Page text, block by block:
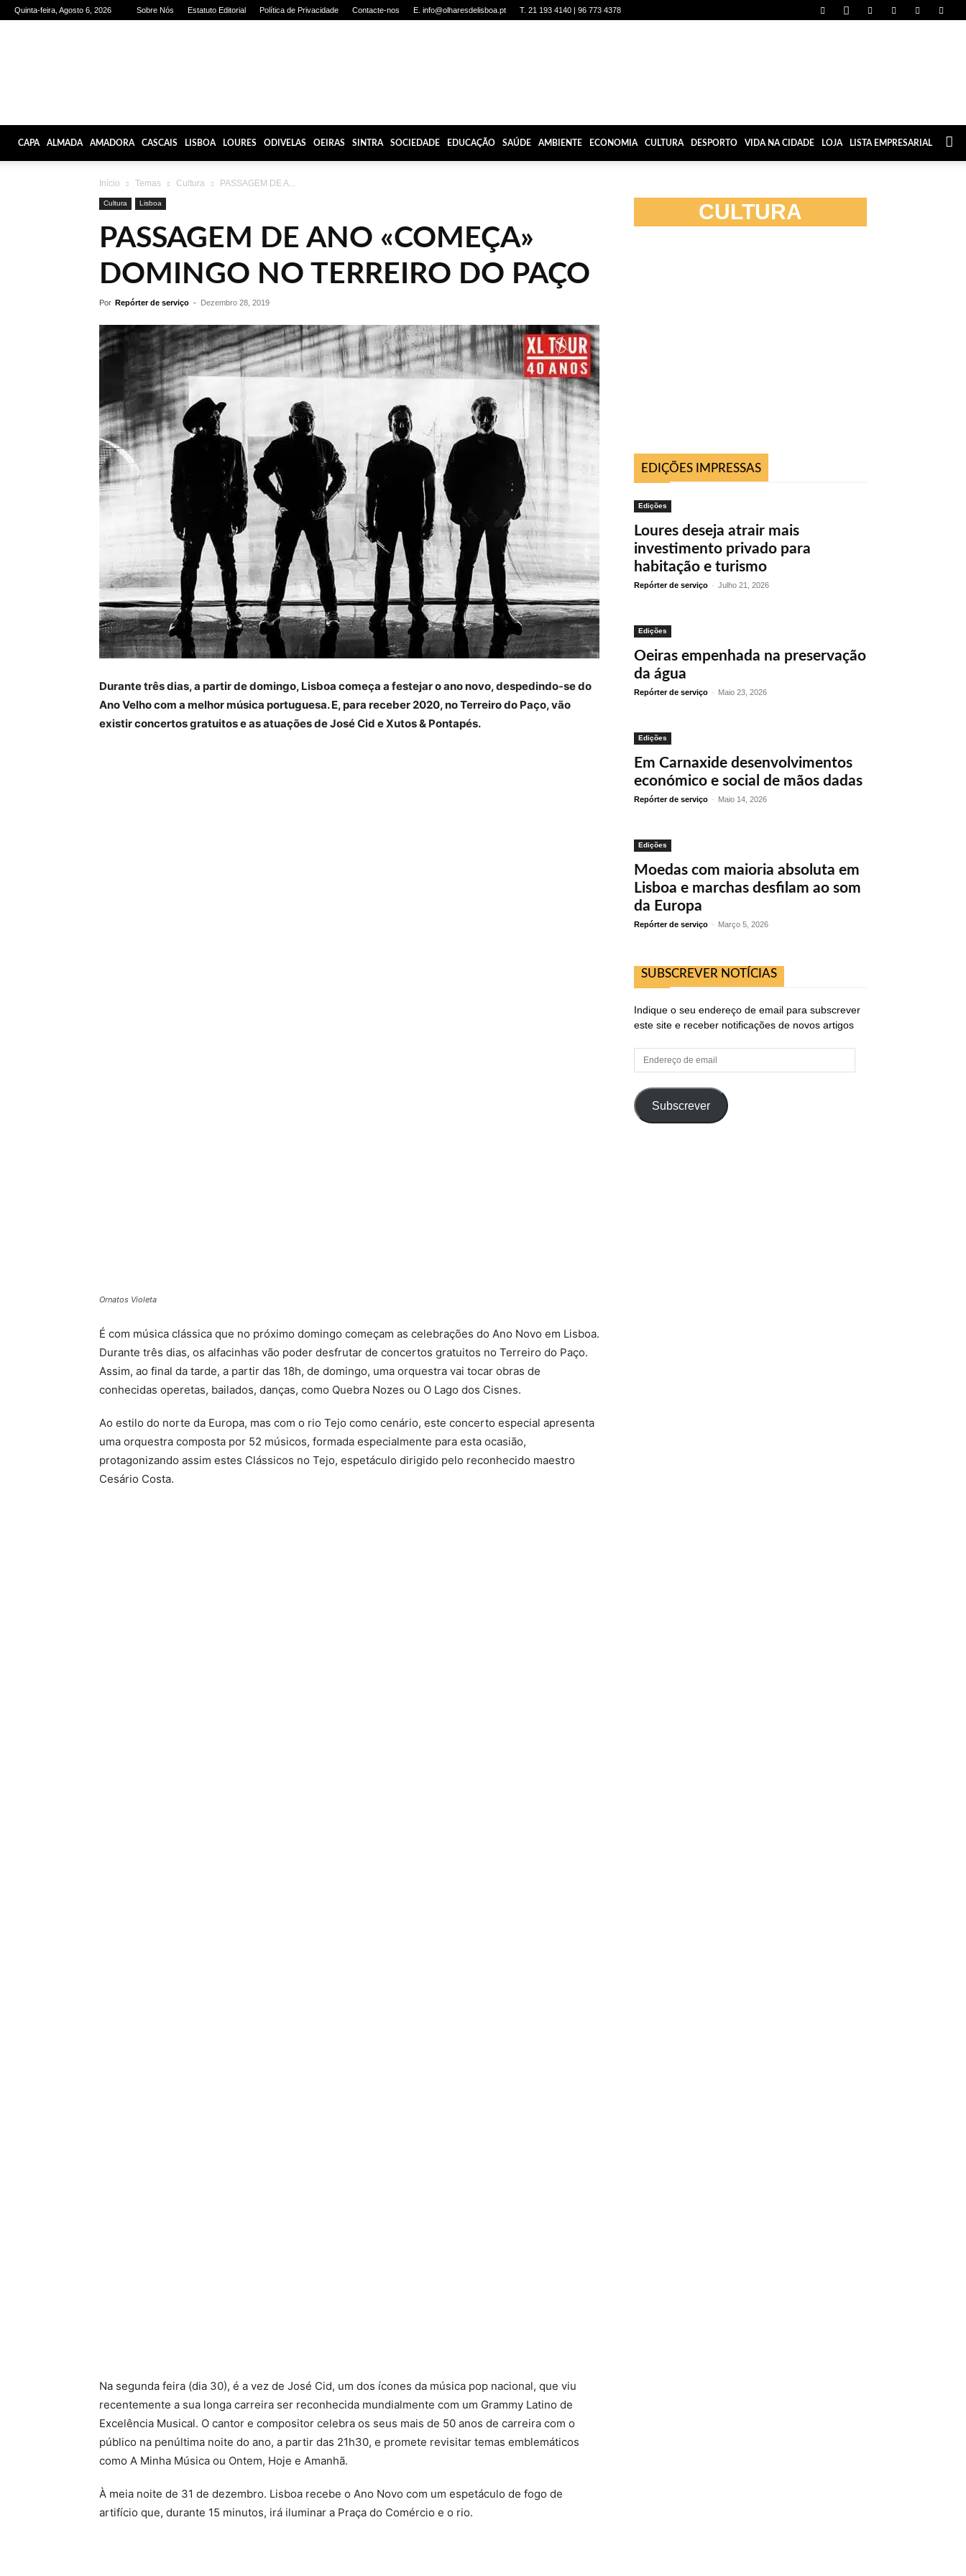
Quinta-feira, Agosto 6, 2026 Sobre Nós Estatuto Editorial Política de Privacidade Contacte-nos E. info@olharesdelisboa.pt T. 21 193 4140 | 96 773 4378
CAPA ALMADA AMADORA CASCAIS LISBOA LOURES ODIVELAS OEIRAS SINTRA SOCIEDADE EDUCAÇÃO SAÚDE AMBIENTE ECONOMIA CULTURA DESPORTO VIDA NA CIDADE LOJA LISTA EMPRESARIAL
Início Temas Cultura PASSAGEM DE A...
Cultura Lisboa
PASSAGEM DE ANO «COMEÇA»
DOMINGO NO TERREIRO DO PAÇO
Por Repórter de serviço - Dezembro 28, 2019
Durante três dias, a partir de domingo, Lisboa começa a festejar o ano novo, despedindo-se do
Ano Velho com a melhor música portuguesa. E, para receber 2020, no Terreiro do Paço, vão
existir concertos gratuitos e as atuações de José Cid e Xutos & Pontapés.
Ornatos Violeta
É com música clássica que no próximo domingo começam as celebrações do Ano Novo em Lisboa.
Durante três dias, os alfacinhas vão poder desfrutar de concertos gratuitos no Terreiro do Paço.
Assim, ao final da tarde, a partir das 18h, de domingo, uma orquestra vai tocar obras de
conhecidas operetas, bailados, danças, como Quebra Nozes ou O Lago dos Cisnes.
Ao estilo do norte da Europa, mas com o rio Tejo como cenário, este concerto especial apresenta
uma orquestra composta por 52 músicos, formada especialmente para esta ocasião,
protagonizando assim estes Clássicos no Tejo, espetáculo dirigido pelo reconhecido maestro
Cesário Costa.
Na segunda feira (dia 30), é a vez de José Cid, um dos ícones da música pop nacional, que viu
recentemente a sua longa carreira ser reconhecida mundialmente com um Grammy Latino de
Excelência Musical. O cantor e compositor celebra os seus mais de 50 anos de carreira com o
público na penúltima noite do ano, a partir das 21h30, e promete revisitar temas emblemáticos
como A Minha Música ou Ontem, Hoje e Amanhã.
À meia noite de 31 de dezembro. Lisboa recebe o Ano Novo com um espetáculo de fogo de
artifício que, durante 15 minutos, irá iluminar a Praça do Comércio e o rio.
CULTURA
EDIÇÕES IMPRESSAS
Edições
Loures deseja atrair mais
investimento privado para
habitação e turismo
Repórter de serviço - Julho 21, 2026
Edições
Oeiras empenhada na preservação
da água
Repórter de serviço - Maio 23, 2026
Edições
Em Carnaxide desenvolvimentos
económico e social de mãos dadas
Repórter de serviço - Maio 14, 2026
Edições
Moedas com maioria absoluta em
Lisboa e marchas desfilam ao som
da Europa
Repórter de serviço - Março 5, 2026
SUBSCREVER NOTÍCIAS
Indique o seu endereço de email para subscrever
este site e receber notificações de novos artigos
Endereço
de
Subscrever